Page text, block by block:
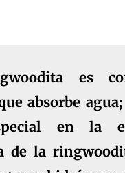
es
absorbe
en la
de la